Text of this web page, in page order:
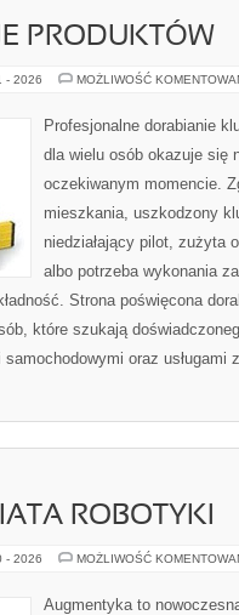
PRODUKTÓW
- 2026 MOŻLIWOŚĆ
Profesjonalne dorabianie
dla wielu osób okazuje się
oczekiwanym momencie.
mieszkania, uszkodzony
niedziałający pilot, zużyta
albo potrzeba wykonania
Strona poświęcona
które szukają
oraz usługami
ROBOTYKI
- 2026 MOŻLIWOŚĆ
Augmentyka to